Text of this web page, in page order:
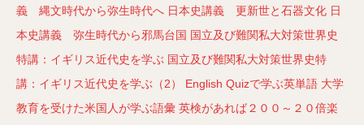
義 縄文時代から弥生時代へ 日本史講義 更新世と石器文化 日
本史講義 弥生時代から邪馬台国 国立及び難関私大対策世界史
特講：イギリス近代史を学ぶ 国立及び難関私大対策世界史特
講：イギリス近代史を学ぶ（2）
English Quizで学ぶ英単語 大学
教育を受けた米国人が学ぶ語彙 英検があれば２００～２０倍楽